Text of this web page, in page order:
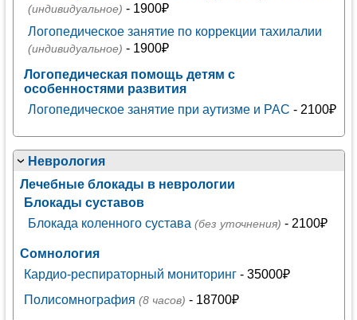
(индивидуальное) - 1900₽
Логопедическое занятие по коррекции тахилалии
(индивидуальное) - 1900₽
Логопедическая помощь детям с
особенностями развития
Логопедическое занятие при аутизме и РАС - 2100₽
Неврология
Лечебные блокады в неврологии
Блокады суставов
Блокада коленного сустава (без уточнения) - 2100₽
Сомнология
Кардио-респираторный мониторинг - 35000₽
Полисомнография (8 часов) - 18700₽